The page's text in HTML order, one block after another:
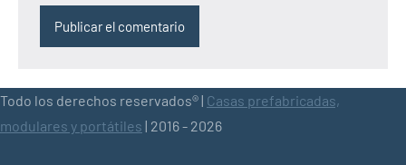
Todo los derechos reservados® | Casas prefabricadas,
modulares y portátiles | 2016 - 2026